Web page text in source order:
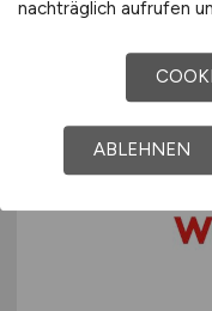
vor 4 Tagen
Freiburg im
nachträglich aufrufen
ABLEHNEN